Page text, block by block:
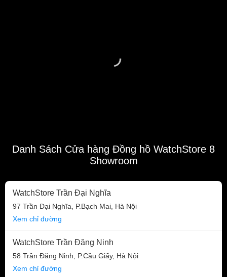
Danh Sách Cửa hàng Đồng hồ WatchStore 8
Showroom
WatchStore Trần Đại Nghĩa
97 Trần Đại Nghĩa, P.Bạch Mai, Hà Nội
Xem chỉ đường
WatchStore Trần Đăng Ninh
58 Trần Đăng Ninh, P.Cầu Giấy, Hà Nội
Xem chỉ đường